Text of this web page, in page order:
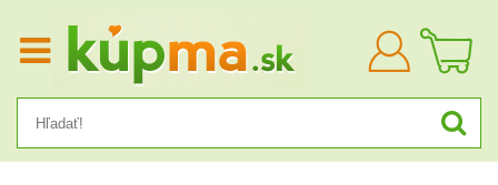
Prihlásiť
sa